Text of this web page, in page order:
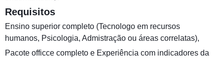
Requisitos
Ensino superior completo (Tecnologo em recursos
humanos, Psicologia, Admistração ou áreas correlatas),
Pacote officce completo e Experiência com indicadores da